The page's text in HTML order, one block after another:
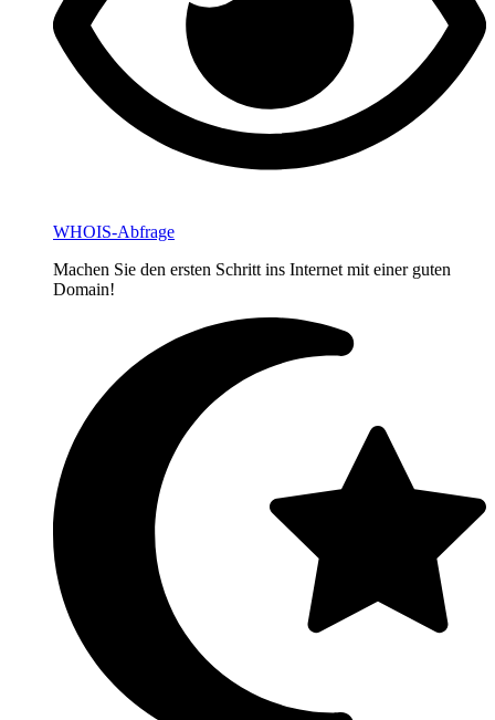
WHOIS-Abfrage
Machen Sie den ersten Schritt ins Internet mit einer guten
Domain!